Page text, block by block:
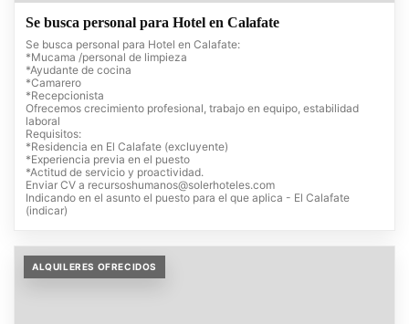
Se busca personal para Hotel en Calafate
Se busca personal para Hotel en Calafate:
*Mucama /personal de limpieza
*Ayudante de cocina
*Camarero
*Recepcionista
Ofrecemos crecimiento profesional, trabajo en equipo, estabilidad
laboral
Requisitos:
*Residencia en El Calafate (excluyente)
*Experiencia previa en el puesto
*Actitud de servicio y proactividad.
Enviar CV a recursoshumanos@solerhoteles.com
Indicando en el asunto el puesto para el que aplica - El Calafate
(indicar)
ALQUILERES OFRECIDOS